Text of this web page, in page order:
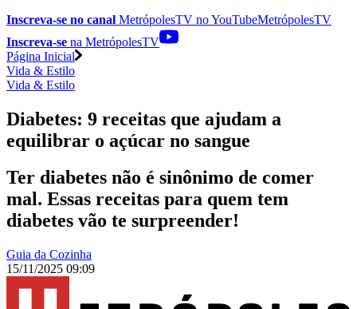
Inscreva-se no canal MetrópolesTV noYouTubeMetrópolesTV
Inscreva-se na MetrópolesTV
Página Inicial
Vida & Estilo
Vida & Estilo
Diabetes: 9 receitas que ajudam a
equilibrar o açúcar no sangue
Ter diabetes não é sinônimo de comer
mal. Essas receitas para quem tem
diabetes vão te surpreender!
Guia da Cozinha
15/11/2025 09:09